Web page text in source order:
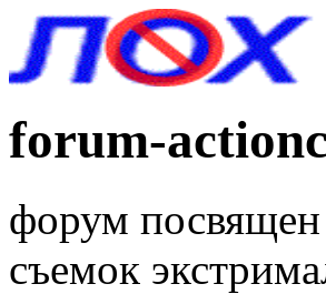
forum-
форум посвящен
съемок